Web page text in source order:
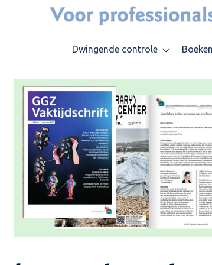
Dwingende controle Boeken